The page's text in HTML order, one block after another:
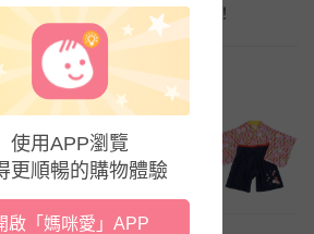
品質優良，值得推薦的好商品！
使用APP瀏覽
更順暢的購物體驗
啟「媽咪愛」APP